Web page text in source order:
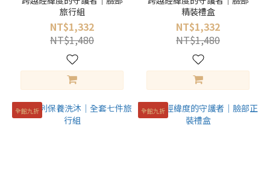
旅行組
NT$1,332
NT$1,480
精裝禮盒
NT$1,332
NT$1,480
全館九折 全館九折